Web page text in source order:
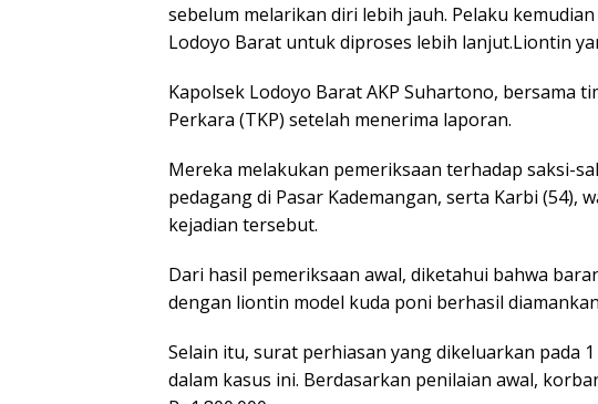
sebelum melarikan diri lebih jauh. Pelaku
Lodoyo Barat untuk diproses lebih lanjut.Liontin
Kapolsek Lodoyo Barat AKP Suhartono, bersama
Perkara (TKP) setelah menerima laporan.
Mereka melakukan pemeriksaan terhadap saksi-
pedagang di Pasar Kademangan, serta Karbi (54),
kejadian tersebut.
Dari hasil pemeriksaan awal, diketahui bahwa
dengan liontin model kuda poni berhasil
Selain itu, surat perhiasan yang dikeluarkan pada
dalam kasus ini. Berdasarkan penilaian awal,